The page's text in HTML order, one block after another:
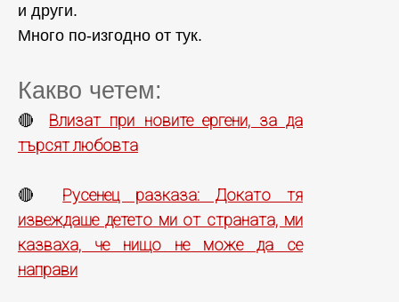
и други.
Много по-изгодно от тук.
Какво четем:
🔴 Влизат при новите ергени, за да
търсят любовта
🔴 Русенец разказа: Докато тя
извеждаше детето ми от страната, ми
казваха, че нищо не може да се
направи